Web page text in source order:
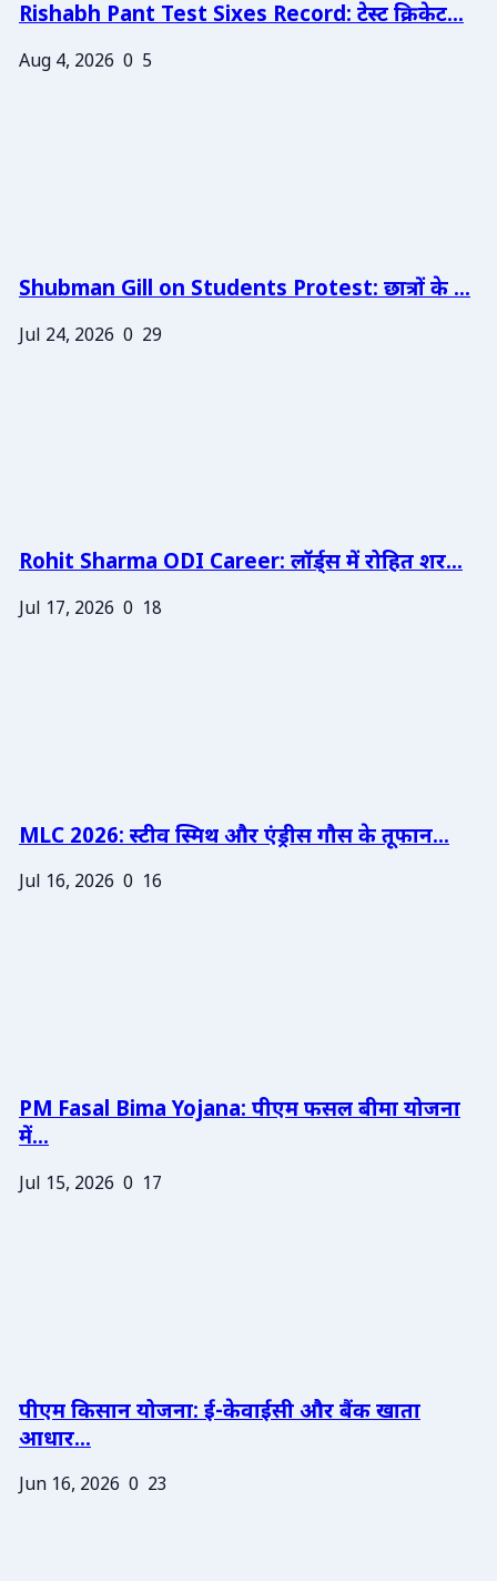
Rishabh Pant Test Sixes Record: टेस्ट क्रिकेट...
Aug 4, 2026 0 5
Shubman Gill on Students Protest: छात्रों के ...
Jul 24, 2026 0 29
Rohit Sharma ODI Career: लॉर्ड्स में रोहित शर...
Jul 17, 2026 0 18
MLC 2026: स्टीव स्मिथ और एंड्रीस गौस के तूफान...
Jul 16, 2026 0 16
PM Fasal Bima Yojana: पीएम फसल बीमा योजना
में...
Jul 15, 2026 0 17
पीएम किसान योजना: ई-केवाईसी और बैंक खाता
आधार...
Jun 16, 2026 0 23